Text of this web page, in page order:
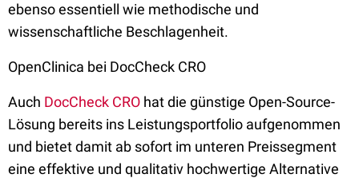
ebenso essentiell wie methodische und
wissenschaftliche Beschlagenheit.
OpenClinica bei DocCheck CRO
Auch DocCheck CRO hat die günstige Open-Source-
Lösung bereits ins Leistungsportfolio aufgenommen
und bietet damit ab sofort im unteren Preissegment
eine effektive und qualitativ hochwertige Alternative